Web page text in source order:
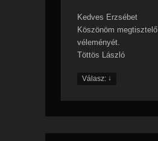
Kedves Erzsébet
Köszönöm megtisztelő
véleményét.
Töttös László
Válasz: ↓